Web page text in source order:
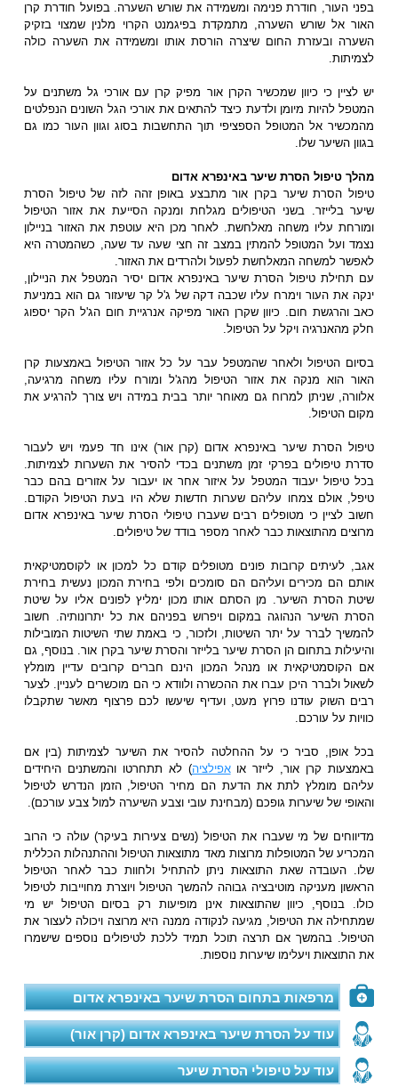
בפני העור, חודרת פנימה ומשמידה את שורש השערה. בפועל חודרת קרן
האור אל שורש השערה, מתמקדת בפיגמנט הקרוי מלנין שמצוי בזקיק
השערה ובעזרת החום שיצרה הורסת אותו ומשמידה את השערה כולה
לצמיתות.
יש לציין כי כיוון שמכשיר הקרן אור מפיק קרן עם אורכי גל משתנים על
המטפל להיות מיומן ולדעת כיצד להתאים את אורכי הגל השונים הנפלטים
מהמכשיר אל המטופל הספציפי תוך התחשבות בסוג וגוון העור כמו גם
בגוון השיער שלו.
מהלך טיפול הסרת שיער באינפרא אדום
טיפול הסרת שיער בקרן אור מתבצע באופן זהה לזה של טיפול הסרת
שיער בלייזר. בשני הטיפולים מגלחת ומנקה הסייעת את אזור הטיפול
ומורחת עליו משחה מאלחשת. לאחר מכן היא עוטפת את האזור בניילון
נצמד ועל המטופל להמתין במצב זה חצי שעה עד שעה, כשהמטרה היא
לאפשר למשחה המאלחשת לפעול ולהרדים את האזור.
עם תחילת טיפול הסרת שיער באינפרא אדום יסיר המטפל את הניילון,
ינקה את העור וימרח עליו שכבה דקה של ג'ל קר שיעזור גם הוא במניעת
כאב והרגשת חום. כיוון שקרן האור מפיקה אנרגיית חום הג'ל הקר יספוג
חלק מהאנרגיה ויקל על הטיפול.
בסיום הטיפול ולאחר שהמטפל עבר על כל אזור הטיפול באמצעות קרן
האור הוא מנקה את אזור הטיפול מהג'ל ומורח עליו משחה מרגיעה,
אלוורה, שניתן למרוח גם מאוחר יותר בבית במידה ויש צורך להרגיע את
מקום הטיפול.
טיפול הסרת שיער באינפרא אדום (קרן אור) אינו חד פעמי ויש לעבור
סדרת טיפולים בפרקי זמן משתנים בכדי להסיר את השערות לצמיתות.
בכל טיפול יעבוד המטפל על איזור אחר או יעבור על אזורים בהם כבר
טיפל, אולם צמחו עליהם שערות חדשות שלא היו בעת הטיפול הקודם.
חשוב לציין כי מטופלים רבים שעברו טיפולי הסרת שיער באינפרא אדום
מרוצים מהתוצאות כבר לאחר מספר בודד של טיפולים.
אגב, לעיתים קרובות פונים מטופלים קודם כל למכון או לקוסמטיקאית
אותם הם מכירים ועליהם הם סומכים ולפי בחירת המכון נעשית בחירת
שיטת הסרת השיער. מן הסתם אותו מכון ימליץ לפונים אליו על שיטת
הסרת השיער הנהוגה במקום ויפרוש בפניהם את כל יתרונותיה. חשוב
להמשיך לברר על יתר השיטות, ולזכור, כי באמת שתי השיטות המובילות
והיעילות בתחום הן הסרת שיער בלייזר והסרת שיער בקרן אור. בנוסף, גם
אם הקוסמטיקאית או מנהל המכון הינם חברים קרובים עדיין מומלץ
לשאול ולברר היכן עברו את ההכשרה ולוודא כי הם מוכשרים לעניין. לצער
רבים השוק עודנו פרוץ מעט, ועדיף שיעשו לכם פרצוף מאשר שתקבלו
כוויות על עורכם.
בכל אופן, סביר כי על ההחלטה להסיר את השיער לצמיתות (בין אם
באמצעות קרן אור, לייזר אואפילציה) לא תתחרטו והמשתנים היחידים
עליהם מומלץ לתת את הדעת הם מחיר הטיפול, הזמן הנדרש לטיפול
והאופי של שיערות גופכם (מבחינת עובי וצבע השיערה למול צבע עורכם).
מדיווחים של מי שעברו את הטיפול (נשים צעירות בעיקר) עולה כי הרוב
המכריע של המטופלות מרוצות מאד מתוצאות הטיפול וההתנהלות הכללית
שלו. העובדה שאת התוצאות ניתן להתחיל ולחוות כבר לאחר הטיפול
הראשון מעניקה מוטיבציה גבוהה להמשך הטיפול ויוצרת מחוייבות לטיפול
כולו. בנוסף, כיוון שהתוצאות אינן מופיעות רק בסיום הטיפול יש מי
שמתחילה את הטיפול, מגיעה לנקודה ממנה היא מרוצה ויכולה לעצור את
הטיפול. בהמשך אם תרצה תוכל תמיד ללכת לטיפולים נוספים שישמרו
את התוצאות ויעלימו שיערות נוספות.
מרפאות בתחום הסרת שיער באינפרא אדום
עוד על הסרת שיער באינפרא אדום (קרן אור)
עוד על טיפולי הסרת שיער